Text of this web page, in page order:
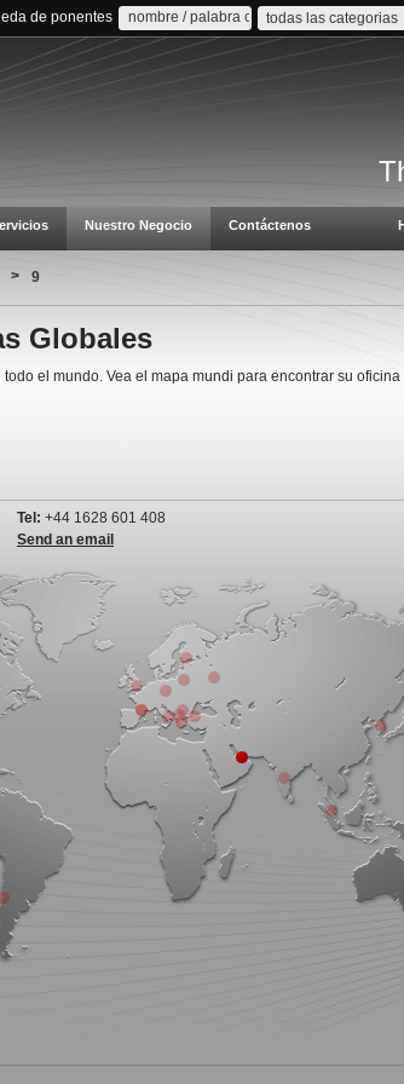
de ponentes todas las categorias
Nuestro Negocio Contáctenos
> 9
Globales
el mundo. Vea el mapa mundi para encontrar su oficina
Tel: +44 1628 601 408
Send an email